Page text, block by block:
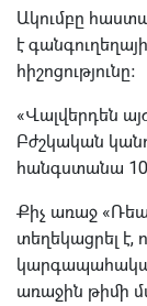
Ակումբը
է
հիշոցությունը։
«Վալվերդեն
Բժշկական
հանգստանա
Քիչ առաջ
տեղեկացրել է,
առաջին թիմի